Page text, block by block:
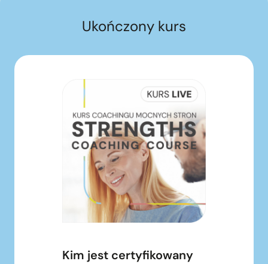
Ukończony kurs
Kim jest certyfikowany